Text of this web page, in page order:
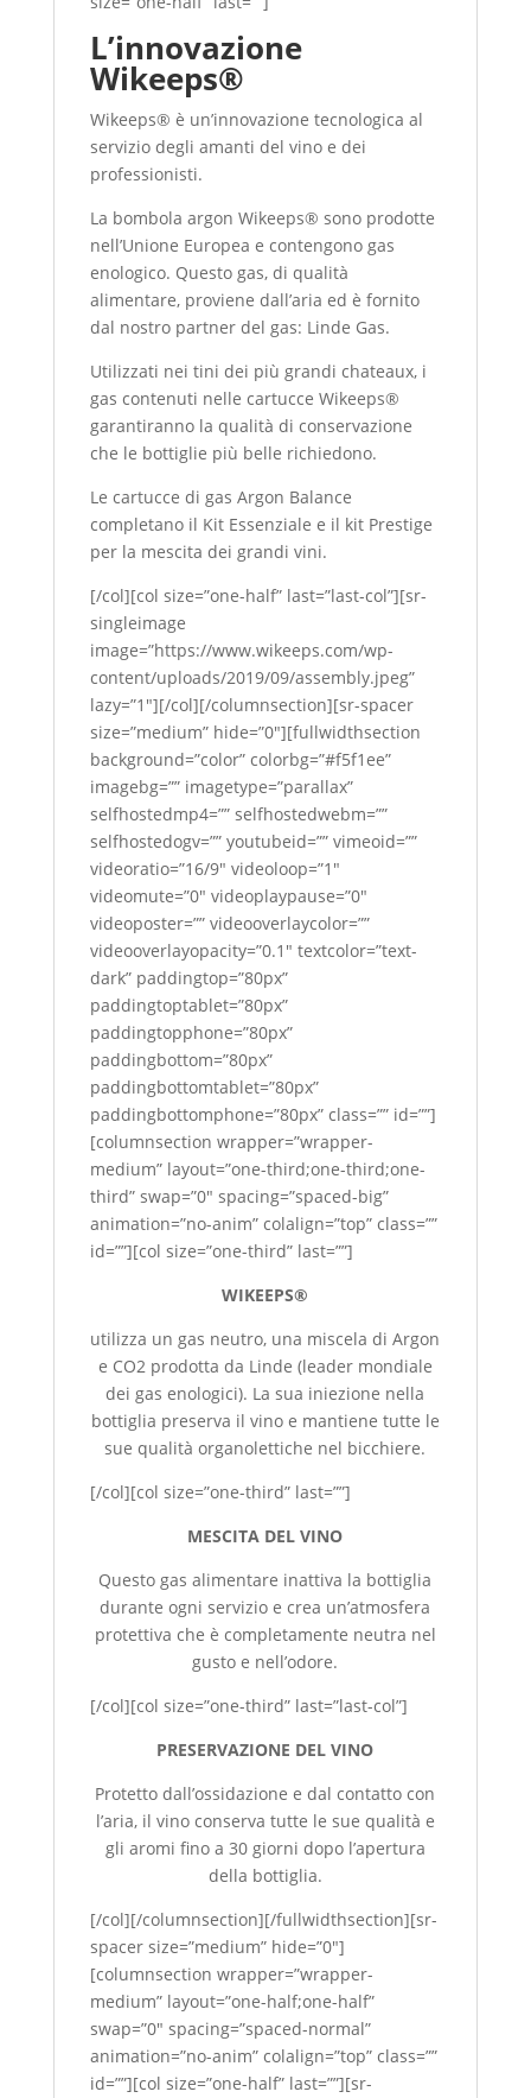
L’innovazione
Wikeeps®
Wikeeps® è un’innovazione tecnologica al
servizio degli amanti del vino e dei
professionisti.
La bombola argon Wikeeps® sono prodotte
nell’Unione Europea e contengono gas
enologico. Questo gas, di qualità
alimentare, proviene dall’aria ed è fornito
dal nostro partner del gas: Linde Gas.
Utilizzati nei tini dei più grandi chateaux, i
gas contenuti nelle cartucce Wikeeps®
garantiranno la qualità di conservazione
che le bottiglie più belle richiedono.
Le cartucce di gas Argon Balance
completano il Kit Essenziale e il kit Prestige
per la mescita dei grandi vini.
[/col][col size=”one-half” last=”last-col”][sr-
singleimage
image=”https://www.wikeeps.com/wp-
content/uploads/2019/09/assembly.jpeg”
lazy=”1″][/col][/columnsection][sr-spacer
size=”medium” hide=”0″][fullwidthsection
background=”color” colorbg=”#f5f1ee”
imagebg=”” imagetype=”parallax”
selfhostedmp4=”” selfhostedwebm=””
selfhostedogv=”” youtubeid=”” vimeoid=””
videoratio=”16/9″ videoloop=”1″
videomute=”0″ videoplaypause=”0″
videoposter=”” videooverlaycolor=””
videooverlayopacity=”0.1″ textcolor=”text-
dark” paddingtop=”80px”
paddingtoptablet=”80px”
paddingtopphone=”80px”
paddingbottom=”80px”
paddingbottomtablet=”80px”
paddingbottomphone=”80px” class=”” id=””]
[columnsection wrapper=”wrapper-
medium” layout=”one-third;one-third;one-
third” swap=”0″ spacing=”spaced-big”
animation=”no-anim” colalign=”top” class=””
id=””][col size=”one-third” last=””]
WIKEEPS®
utilizza un gas neutro, una miscela di Argon
e CO2 prodotta da Linde (leader mondiale
dei gas enologici). La sua iniezione nella
bottiglia preserva il vino e mantiene tutte le
sue qualità organolettiche nel bicchiere.
[/col][col size=”one-third” last=””]
MESCITA DEL VINO
Questo gas alimentare inattiva la bottiglia
durante ogni servizio e crea un’atmosfera
protettiva che è completamente neutra nel
gusto e nell’odore.
[/col][col size=”one-third” last=”last-col”]
PRESERVAZIONE DEL VINO
Protetto dall’ossidazione e dal contatto con
l’aria, il vino conserva tutte le sue qualità e
gli aromi fino a 30 giorni dopo l’apertura
della bottiglia.
[/col][/columnsection][/fullwidthsection][sr-
spacer size=”medium” hide=”0″]
[columnsection wrapper=”wrapper-
medium” layout=”one-half;one-half”
swap=”0″ spacing=”spaced-normal”
animation=”no-anim” colalign=”top” class=””
id=””][col size=”one-half” last=””][sr-